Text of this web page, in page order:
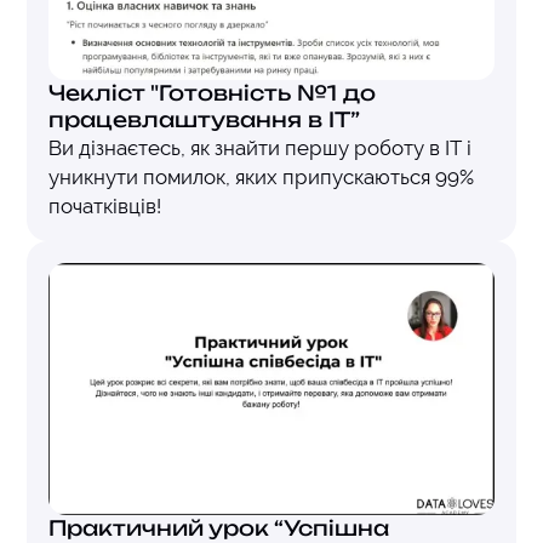
Чекліст "Готовність №1 до
працевлаштування в ІТ”
Ви дізнаєтесь, як знайти першу роботу в ІТ і
уникнути помилок, яких припускаються 99%
початківців!
Практичний урок “Успішна